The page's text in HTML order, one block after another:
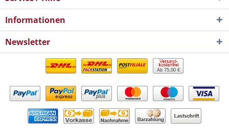
Informationen
Newsletter
Ab 75,00 €